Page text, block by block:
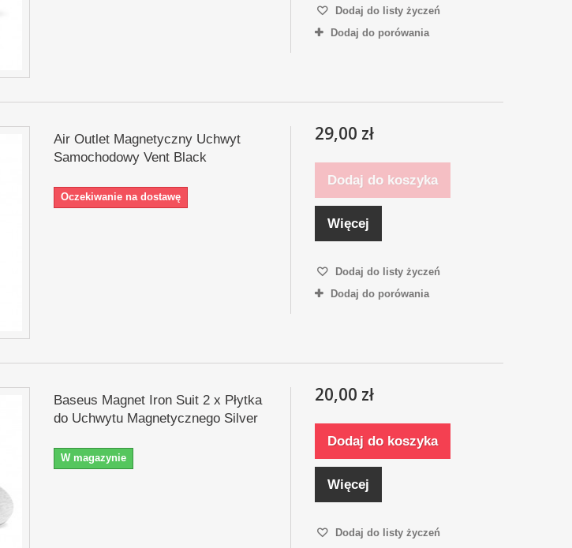
Dodaj do listy życzeń
Dodaj do porówania
Air Outlet Magnetyczny Uchwyt
Samochodowy Vent Black
Oczekiwanie na dostawę
29,00 zł
Dodaj do koszyka
Więcej
Dodaj do listy życzeń
Dodaj do porówania
Baseus Magnet Iron Suit 2 x Płytka
do Uchwytu Magnetycznego Silver
W magazynie
20,00 zł
Dodaj do koszyka
Więcej
Dodaj do listy życzeń